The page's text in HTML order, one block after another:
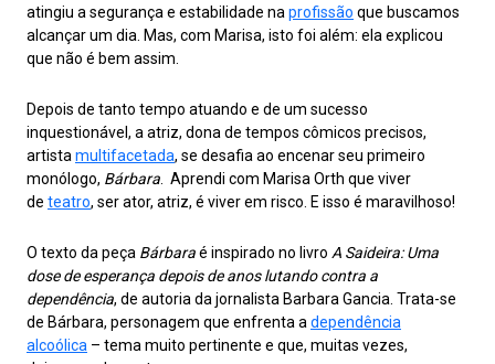
atingiu a segurança e estabilidade na profissão que buscamos
alcançar um dia. Mas, com Marisa, isto foi além: ela explicou
que não é bem assim.
Depois de tanto tempo atuando e de um sucesso
inquestionável, a atriz, dona de tempos cômicos precisos,
artista multifacetada, se desafia ao encenar seu primeiro
monólogo, Bárbara . Aprendi com Marisa Orth que viver
de teatro, ser ator, atriz, é viver em risco. E isso é maravilhoso!
O texto da peça Bárbaraé inspirado no livro A Saideira: Uma
dose de esperança depois de anos lutando contra a
dependência, de autoria da jornalista Barbara Gancia. Trata-se
de Bárbara, personagem que enfrenta adependência
alcoólica – tema muito pertinente e que, muitas vezes,